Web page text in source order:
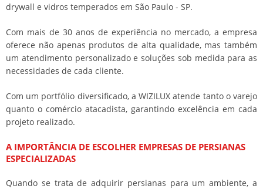
drywall e vidros temperados em São Paulo - SP.
Com mais de 30 anos de experiência no mercado, a empresa
oferece não apenas produtos de alta qualidade, mas também
um atendimento personalizado e soluções sob medida para as
necessidades de cada cliente.
Com um portfólio diversificado, a WIZILUX atende tanto o varejo
quanto o comércio atacadista, garantindo excelência em cada
projeto realizado.
A IMPORTÂNCIA DE ESCOLHER EMPRESAS DE PERSIANAS
ESPECIALIZADAS
Quando se trata de adquirir persianas para um ambiente, a